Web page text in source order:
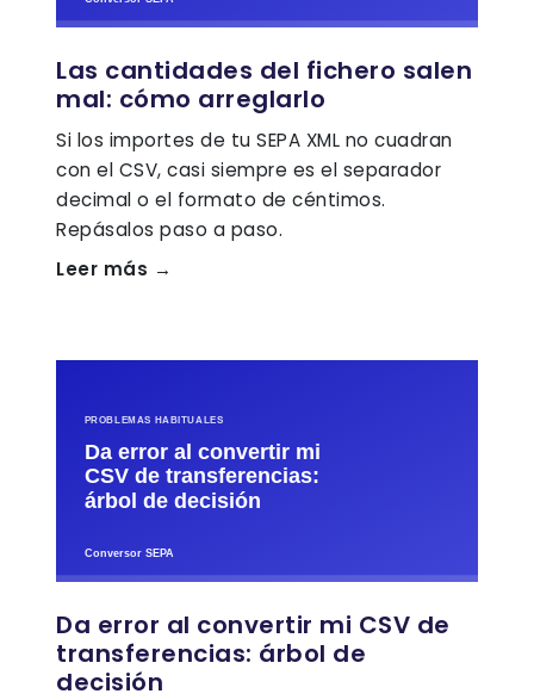
Las cantidades del fichero salen
mal: cómo arreglarlo
Si los importes de tu SEPA XML no cuadran
con el CSV, casi siempre es el separador
decimal o el formato de céntimos.
Repásalos paso a paso.
Leer más →
Da error al convertir mi CSV de
transferencias: árbol de
decisión